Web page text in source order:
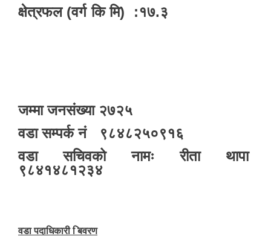
क्षेत्रफल (वर्ग कि मि) :१७.३
जम्मा जनसंख्या २७२५
वडा सम्पर्क न‌ं ९८४८२५०९१६
वडा सचिवको नामः रीता थापा
९८४१४८१२३४
वडा पदाधिकारी िबवरण